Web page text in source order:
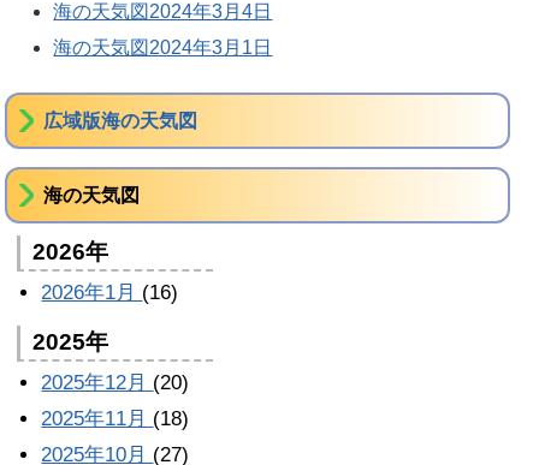
海の天気図2024年3月4日
海の天気図2024年3月1日
広域版海の天気図
海の天気図
2026年
2026年1月 (16)
2025年
2025年12月 (20)
2025年11月 (18)
2025年10月 (27)